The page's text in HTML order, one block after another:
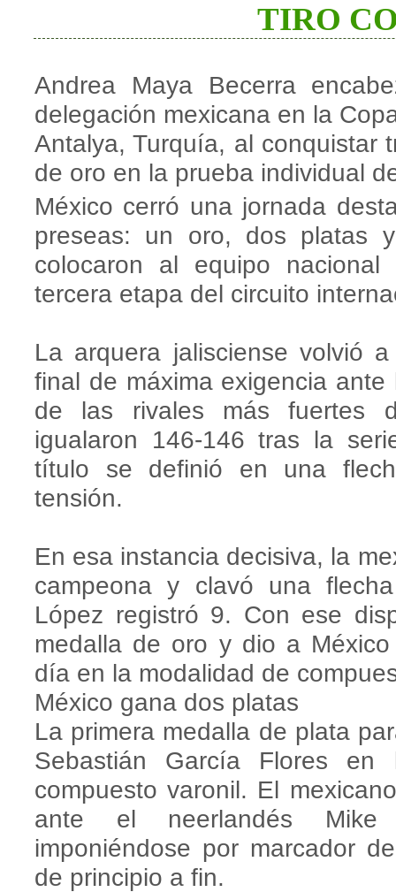
TIRO
Andrea Maya Becerra
delegación mexicana en la
Antalya, Turquía, al conquistar
de oro en la prueba individual
México cerró una jornada
preseas: un oro, dos platas
colocaron al equipo
tercera etapa del circuito
La arquera jalisciense volvió
final de máxima exigencia
de las rivales más fuertes
igualaron 146-146 tras la
título se definió en una
tensión.
En esa instancia decisiva, la
campeona y clavó una
López registró 9. Con ese
medalla de oro y dio a
día en la modalidad de
México gana dos platas
La primera medalla de plata
Sebastián García Flores
compuesto varonil. El
ante el neerlandés Mike
imponiéndose por marcador
de principio a fin.